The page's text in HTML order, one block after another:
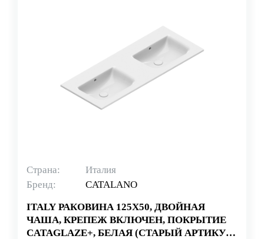
Страна:
Италия
Бренд:
CATALANO
ITALY РАКОВИНА 125Х50, ДВОЙНАЯ
ЧАША, КРЕПЕЖ ВКЛЮЧЕН, ПОКРЫТИЕ
CATAGLAZE+, БЕЛАЯ (СТАРЫЙ АРТИКУЛ